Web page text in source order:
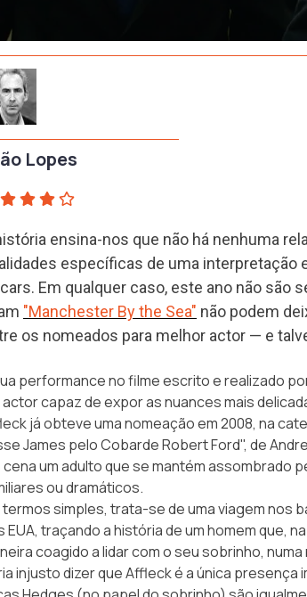
Lopes
ensina-nos que não há nenhuma
específicas de uma interpretação
Em qualquer caso, este ano não são
"Manchester By the Sea" não podem
os nomeados para melhor actor — e
performance no filme escrito e realizado
actor capaz de expor as nuances mais
já obteve uma nomeação em 2008, na
James pelo Cobarde Robert Ford", de
cena um adulto que se mantém assombrado
ou dramáticos.
termos simples, trata-se de uma viagem nos
EUA, traçando a história de um homem que,
coagido a lidar com o seu sobrinho,
injusto dizer que Affleck é a única presença